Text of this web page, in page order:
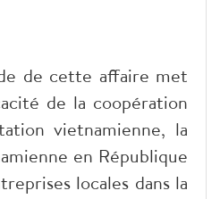
de cette affaire met
de la coopération
vietnamienne, la
en République
locales dans la